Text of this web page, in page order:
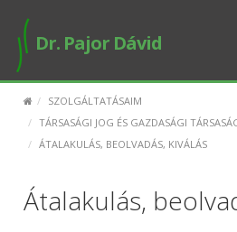
Dr. Pajor Dávid
SZOLGÁLTATÁSAIM
TÁRSASÁGI JOG ÉS GAZDASÁGI
ÁTALAKULÁS, BEOLVADÁS, KIVÁLÁS
Átalakulás,
BEMUTATKOZÁS
SZOLGÁLTATÁSAIM
E-ÜGYINTÉZÉS
PUBLIKÁCIÓK